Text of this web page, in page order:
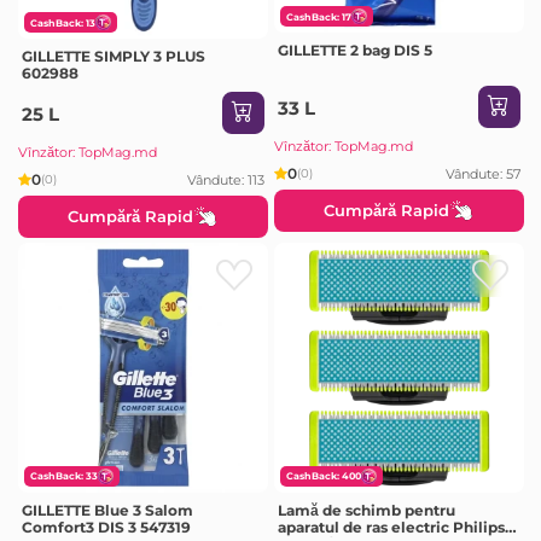
CashBack: 13
GILLETTE SIMPLY 3 PLUS
602988
25 L
Vînzător: TopMag.md
0(0) Vândute: 113
Cumpără Rapid
CashBack: 17
GILLETTE 2 bag DIS 5
33 L
Vînzător: TopMag.md
0(0) Vândute: 57
Cumpără Rapid
CashBack: 33
GILLETTE Blue 3 Salom
Comfort3 DIS 3 547319
CashBack: 400
Lamă de schimb pentru
aparatul de ras electric Philips